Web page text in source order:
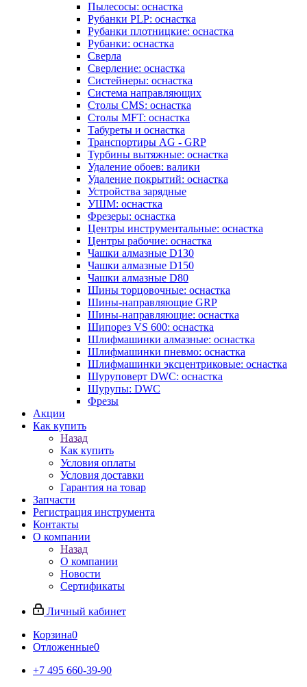
Пылесосы: оснастка
Рубанки PLP: оснастка
Рубанки плотницкие: оснастка
Рубанки: оснастка
Сверла
Сверление: оснастка
Систейнеры: оснастка
Система направляющих
Столы CMS: оснастка
Столы MFT: оснастка
Табуреты и оснастка
Транспортиры AG - GRP
Турбины вытяжные: оснастка
Удаление обоев: валики
Удаление покрытий: оснастка
Устройства зарядные
УШМ: оснастка
Фрезеры: оснастка
Центры инструментальные: оснастка
Центры рабочие: оснастка
Чашки алмазные D130
Чашки алмазные D150
Чашки алмазные D80
Шины торцовочные: оснастка
Шины-направляющие GRP
Шины-направляющие: оснастка
Шипорез VS 600: оснастка
Шлифмашинки алмазные: оснастка
Шлифмашинки пневмо: оснастка
Шлифмашинки эксцентриковые: оснастка
Шуруповерт DWC: оснастка
Шурупы: DWC
Фрезы
Акции
Как купить
Назад
Как купить
Условия оплаты
Условия доставки
Гарантия на товар
Запчасти
Регистрация инструмента
Контакты
О компании
Назад
О компании
Новости
Сертификаты
Личный кабинет
Корзина0
Отложенные0
+7 495 660-39-90